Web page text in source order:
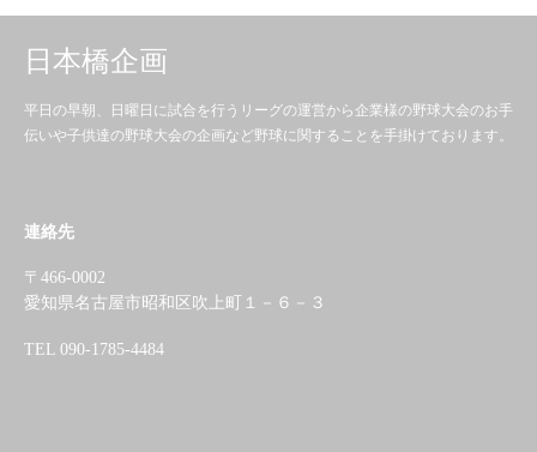
日本橋企画
平日の早朝、日曜日に試合を行うリーグの運営から企業様の野球大会のお手
伝いや子供達の野球大会の企画など野球に関することを手掛けております。
連絡先
〒466-0002
愛知県名古屋市昭和区吹上町１－６－３
TEL 090-1785-4484